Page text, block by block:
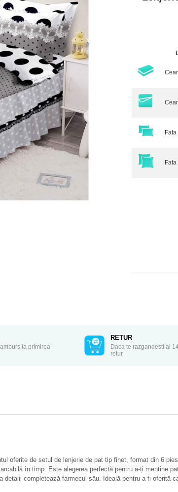
la primirea
RETUR
Daca te razgandesti ai
retur
oferite de setul de lenjerie de pat tip finet, format din 6
în timp. Este alegerea perfectă pentru a-ți menține
completează farmecul său. Ideală pentru a fi oferită